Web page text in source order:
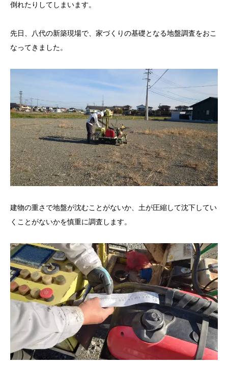
倒れたりしてしまいます。
先日、八代の新築現場で、家づくりの基礎となる地盤調査をおこ
なってきました。
建物の重さで地盤が沈むことがないか、土が圧縮して沈下してい
くことがないかを慎重に調査します。